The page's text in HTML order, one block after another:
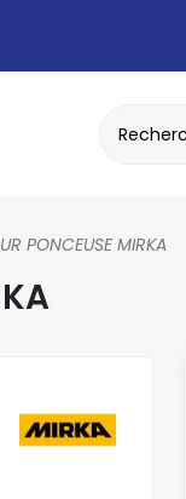
PONCEUSE MIRKA